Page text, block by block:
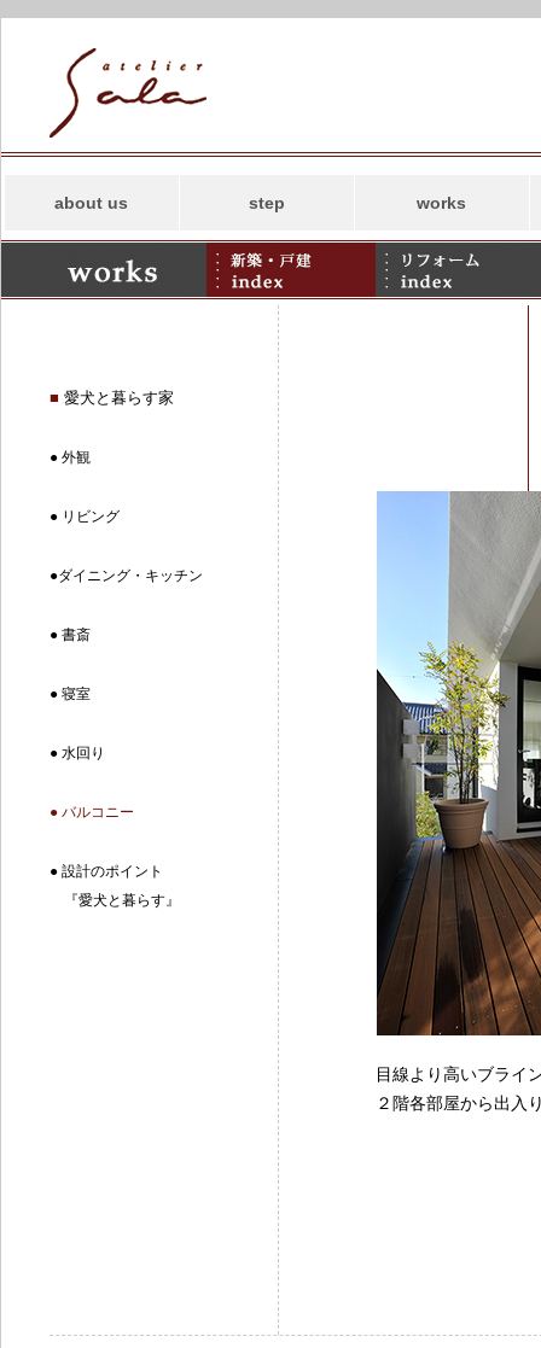
about us
コンセプト
事務所案内
アトリエサラの
SDGs
step works
新築
リフォーム
併用住宅・その他
■ 愛犬と暮らす家
● 外観
● リビング
●ダイニング・キッチン
● 書斎
● 寝室
● 水回り
● バルコニー
● 設計のポイント
『愛犬と暮らす』
目線より高いブライ
２階各部屋から出入